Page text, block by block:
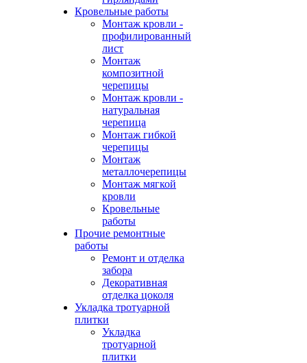
Кровельные работы
Монтаж кровли -
профилированный
лист
Монтаж
композитной
черепицы
Монтаж кровли -
натуральная
черепица
Монтаж гибкой
черепицы
Монтаж
металлочерепицы
Монтаж мягкой
кровли
Кровельные
работы
Прочие ремонтные
работы
Ремонт и отделка
забора
Декоративная
отделка цоколя
Укладка тротуарной
плитки
Укладка
тротуарной
плитки